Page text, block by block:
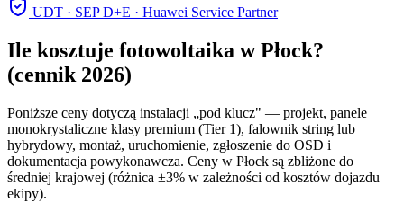
UDT · SEP D+E · Huawei Service Partner
Ile kosztuje fotowoltaika wPłock?
(cennik 2026)
Poniższe ceny dotyczą instalacji „pod klucz" — projekt, panele
monokrystaliczne klasy premium (Tier 1), falownik string lub
hybrydowy, montaż, uruchomienie, zgłoszenie do OSD i
dokumentacja powykonawcza. Ceny w Płock są zbliżone do
średniej krajowej (różnica ±3% w zależności od kosztów dojazdu
ekipy).